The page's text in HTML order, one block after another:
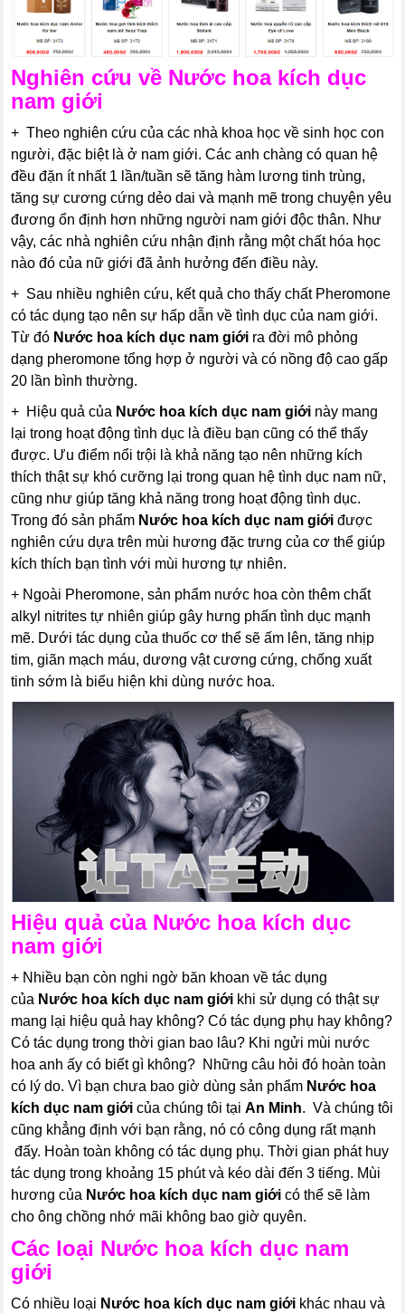
Nghiên cứu về Nước hoa kích dục
nam giới
+ Theo nghiên cứu của các nhà khoa học về sinh học con
người, đặc biệt là ở nam giới. Các anh chàng có quan hệ
đều đặn ít nhất 1 lần/tuần sẽ tăng hàm lương tinh trùng,
tăng sự cương cứng dẻo dai và mạnh mẽ trong chuyện yêu
đương ổn định hơn những người nam giới độc thân. Như
vậy, các nhà nghiên cứu nhận định rằng một chất hóa học
nào đó của nữ giới đã ảnh hưởng đến điều này.
+ Sau nhiều nghiên cứu, kết quả cho thấy chất Pheromone
có tác dụng tạo nên sự hấp dẫn về tình dục của nam giới.
Từ đó Nước hoa kích dục nam giới ra đời mô phỏng
dạng pheromone tổng hợp ở người và có nồng độ cao gấp
20 lần bình thường.
+ Hiệu quả của Nước hoa kích dục nam giới này mang
lại trong hoạt động tình dục là điều bạn cũng có thể thấy
được. Ưu điểm nổi trội là khả năng tạo nên những kích
thích thật sự khó cưỡng lại trong quan hệ tình dục nam nữ,
cũng như giúp tăng khả năng trong hoạt động tình dục.
Trong đó sản phẩm Nước hoa kích dục nam giới được
nghiên cứu dựa trên mùi hương đặc trưng của cơ thể giúp
kích thích bạn tình với mùi hương tự nhiên.
+ Ngoài Pheromone, sản phẩm nước hoa còn thêm chất
alkyl nitrites tự nhiên giúp gây hưng phấn tình dục mạnh
mẽ. Dưới tác dụng của thuốc cơ thể sẽ ấm lên, tăng nhịp
tim, giãn mạch máu, dương vật cương cứng, chống xuất
tinh sớm là biểu hiện khi dùng nước hoa.
Hiệu quả của Nước hoa kích dục
nam giới
+ Nhiều bạn còn nghi ngờ băn khoan về tác dụng
của Nước hoa kích dục nam giới khi sử dụng có thật sự
mang lại hiệu quả hay không? Có tác dụng phụ hay không?
Có tác dụng trong thời gian bao lâu? Khi ngửi mùi nước
hoa anh ấy có biết gì không? Những câu hỏi đó hoàn toàn
có lý do. Vì bạn chưa bao giờ dùng sản phẩm Nước hoa
kích dục nam giới của chúng tôi tạiAn Minh. Và chúng tôi
cũng khẳng định với bạn rằng, nó có công dụng rất mạnh
đấy. Hoàn toàn không có tác dụng phụ. Thời gian phát huy
tác dụng trong khoảng 15 phút và kéo dài đến 3 tiếng. Mùi
hương của Nước hoa kích dục nam giới có thể sẽ làm
cho ông chồng nhớ mãi không bao giờ quyên.
Các loại Nước hoa kích dục nam
giới
Có nhiều loại Nước hoa kích dục nam giới khác nhau và